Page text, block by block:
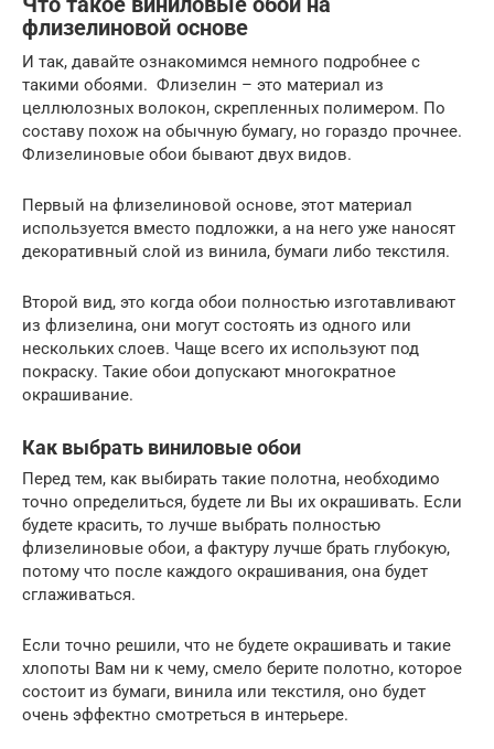
флизелиновой основе
И так, давайте ознакомимся немного подробнее с
такими обоями. Флизелин – это материал из
целлюлозных волокон, скрепленных полимером. По
составу похож на обычную бумагу, но гораздо прочнее.
Флизелиновые обои бывают двух видов.
Первый на флизелиновой основе, этот материал
используется вместо подложки, а на него уже наносят
декоративный слой из винила, бумаги либо текстиля.
Второй вид, это когда обои полностью изготавливают
из флизелина, они могут состоять из одного или
нескольких слоев. Чаще всего их используют под
покраску. Такие обои допускают многократное
окрашивание.
Как выбрать виниловые обои
Перед тем, как выбирать такие полотна, необходимо
точно определиться, будете ли Вы их окрашивать. Если
будете красить, то лучше выбрать полностью
флизелиновые обои, а фактуру лучше брать глубокую,
потому что после каждого окрашивания, она будет
сглаживаться.
Если точно решили, что не будете окрашивать и такие
хлопоты Вам ни к чему, смело берите полотно, которое
состоит из бумаги, винила или текстиля, оно будет
очень эффектно смотреться в интерьере.